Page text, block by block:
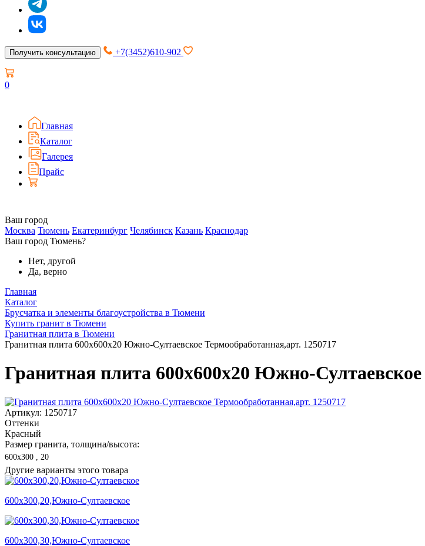
Получить консультацию +7(3452)610-902
0
Главная
Каталог
Галерея
Прайс
Ваш город
Москва Тюмень Екатеринбург Челябинск Казань Краснодар
Ваш город Тюмень?
Нет, другой
Да, верно
Главная
Каталог
Брусчатка и элементы благоустройства в Тюмени
Купить гранит в Тюмени
Гранитная плита в Тюмени
Гранитная плита 600х600x20 Южно-Султаевское Термообработанная,арт. 1250717
Гранитная плита 600х600x20 Южно-
Артикул: 1250717
Оттенки
Красный
Размер гранита, толщина/высота:
600х300 , 20
Другие варианты этого товара
600х300,20,Южно-Султаевское
600х300,30,Южно-Султаевское